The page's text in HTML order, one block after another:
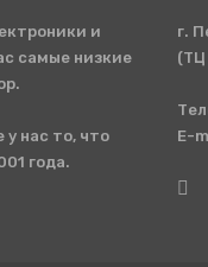
и
самые низкие
нас то, что
года.
г.
(ТЦ
E-